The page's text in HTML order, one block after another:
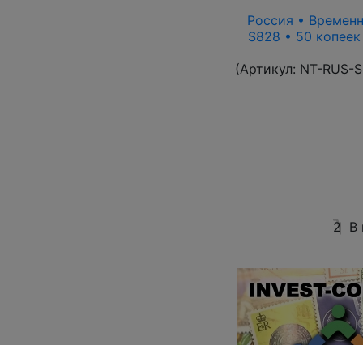
Россия •
S828 • 50
(Артикул: NT-RUS-
2 В